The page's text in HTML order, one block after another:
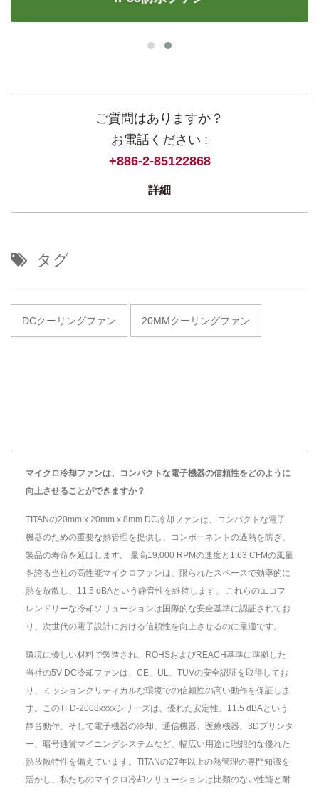
ご質問はありますか？
お電話ください :
+886-2-85122868
詳細
タグ
DCクーリングファン 20MMクーリングファン
マイクロ冷却ファンは、コンパクトな電子機器の信頼性をどのように
向上させることができますか？
TITANの20mm x 20mm x 8mm DC冷却ファンは、コンパクトな電子
機器のための重要な熱管理を提供し、コンポーネントの過熱を防ぎ、
製品の寿命を延ばします。 最高19,000 RPMの速度と1.63 CFMの風量
を誇る当社の高性能マイクロファンは、限られたスペースで効率的に
熱を放散し、11.5 dBAという静音性を維持します。 これらのエコフ
レンドリーな冷却ソリューションは国際的な安全基準に認証されてお
り、次世代の電子設計における信頼性を向上させるのに最適です。
環境に優しい材料で製造され、ROHSおよびREACH基準に準拠した
当社の5V DC冷却ファンは、CE、UL、TUVの安全認証を取得してお
り、ミッションクリティカルな環境での信頼性の高い動作を保証しま
す。このTFD-2008xxxxシリーズは、優れた安定性、11.5 dBAという
静音動作、そして電子機器の冷却、通信機器、医療機器、3Dプリンタ
ー、暗号通貨マイニングシステムなど、幅広い用途に理想的な優れた
熱放散特性を備えています。TITANの27年以上の熱管理の専門知識を
活かし、私たちのマイクロ冷却ソリューションは比類のない性能と耐